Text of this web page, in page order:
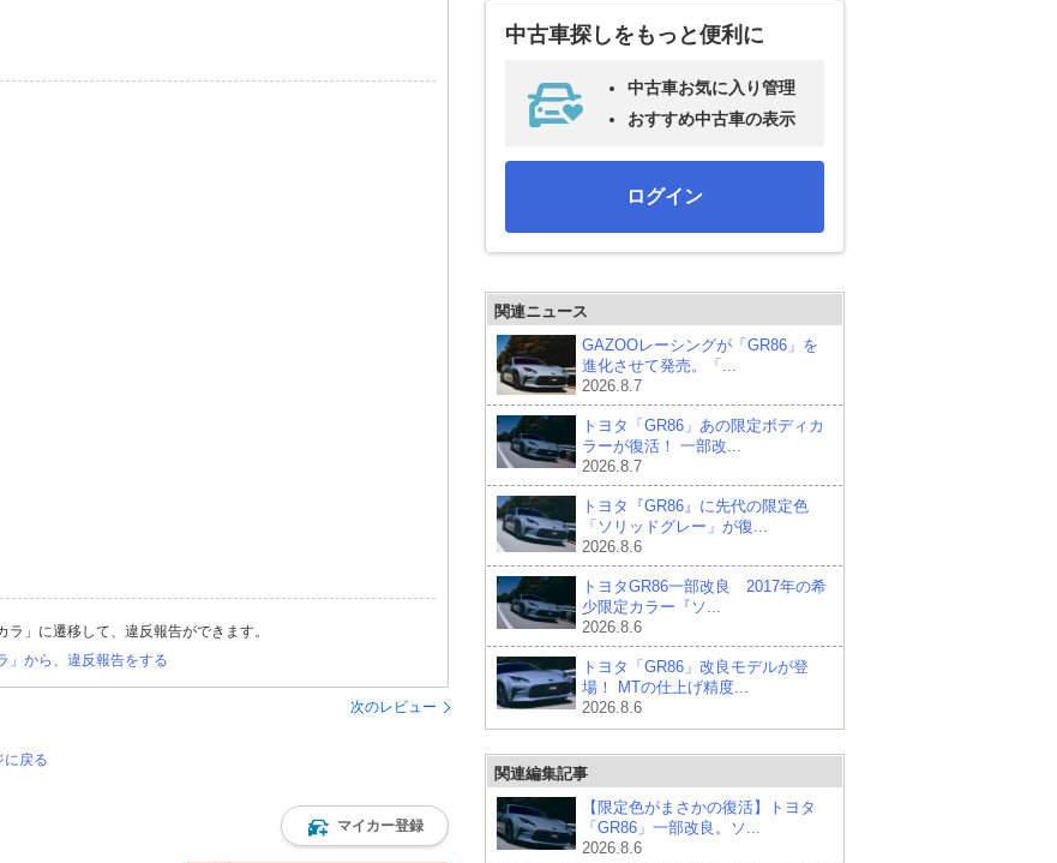
」に遷移して、違反報告ができます。
」から、違反報告をする
次のレビュー
に戻る
マイカー登録
中古車探しをもっと便利に
中古車お気に入り管理
おすすめ中古車の表示
ログイン
関連ニュース
GAZOOレーシングが「GR86」を
進化させて発売。「...
2026.8.7
トヨタ「GR86」あの限定ボディカ
ラーが復活！ 一部改...
2026.8.7
トヨタ『GR86』に先代の限定色
「ソリッドグレー」が復...
2026.8.6
トヨタGR86一部改良 2017年の希
少限定カラー『ソ...
2026.8.6
トヨタ「GR86」改良モデルが登
場！ MTの仕上げ精度...
2026.8.6
関連編集記事
【限定色がまさかの復活】トヨタ
「GR86」一部改良。ソ...
2026.8.6